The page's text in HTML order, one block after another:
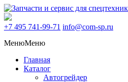
+7 495 741-99-71 info@com-sp.ru
МенюМеню
Главная
Каталог
Автогрейдер